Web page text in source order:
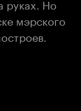
мэрского